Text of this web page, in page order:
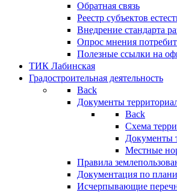
Обратная связь
Реестр субъектов
Внедрение стандарта
Опрос мнения
Полезные ссылки на
ТИК Лабинская
Градостроительная деятельность
Back
Документы
Back
Схема
Документы
Местные
Правила
Документация по
Исчерпывающие